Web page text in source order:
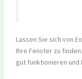
Lassen Sie sich von
Ihre Fenster zu
gut funktionieren und